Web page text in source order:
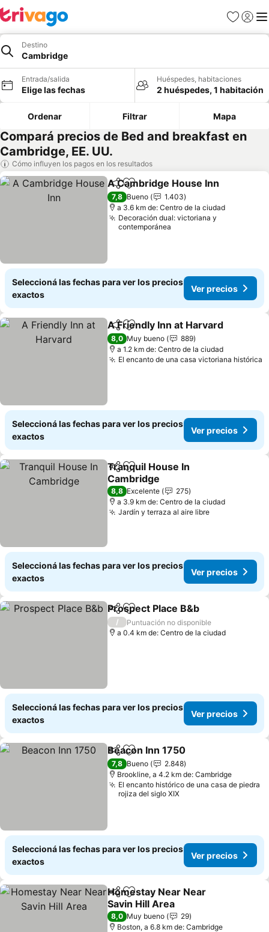
Favoritos
Iniciar
Destino
Cambridge
Entrada/salida
Elige las fechas
Huéspedes, habitaciones
2 huéspedes, 1 habitación
Ordenar Filtrar Mapa
Compará precios de Bed and breakfast en
Cambridge, EE. UU.
Cómo influyen los pagos en los resultados
CompartirAñadir a favoritos
A Cambridge House Inn
7,8 Bueno
1.403
a 3.6 km de: Centro de la ciudad
Decoración dual: victoriana y
contemporánea
Seleccioná las fechas para ver los precios
exactos
Ver precios
CompartirAñadir a favoritos
A Friendly Inn at Harvard
8,0 Muy bueno
889
a 1.2 km de: Centro de la ciudad
El encanto de una casa victoriana histórica
Seleccioná las fechas para ver los precios
exactos
Ver precios
Compartir
Añadir a favoritos
Tranquil House In
Cambridge
Ver precios
8,8 Excelente
275
a 3.9 km de: Centro de la ciudad
Jardín y terraza al aire libreVer precios
Seleccioná las fechas para ver los precios
exactos
Ver precios
CompartirAñadir a favoritos
Prospect Place B&b
/
Puntuación no disponible
a 0.4 km de: Centro de la ciudad
Seleccioná las fechas para ver los precios
exactos
Ver precios
CompartirAñadir a favoritos
Beacon Inn 1750
7,8 Bueno
2.848
Brookline, a 4.2 km de: Cambridge
El encanto histórico de una casa de piedra
rojiza del siglo XIX
Seleccioná las fechas para ver los precios
exactos
Ver precios
CompartirAñadir a favoritos
Homestay Near Near
Savin Hill Area
Ver precios
8,0 Muy bueno
29
Boston, a 6.8 km de: Cambridge